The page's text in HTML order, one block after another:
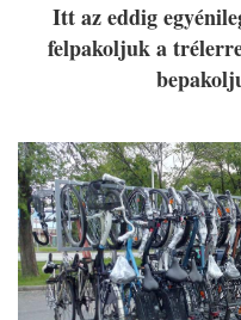
Itt az eddig
felpakoljuk a